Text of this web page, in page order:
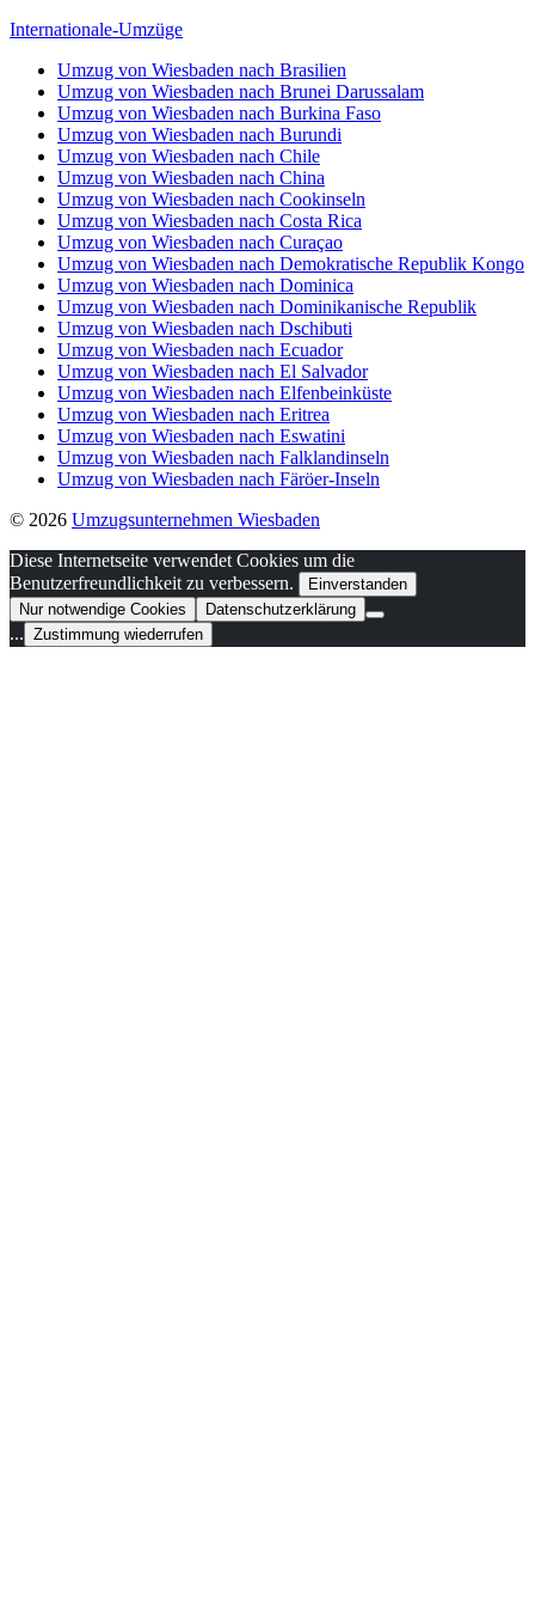
Internationale-Umzüge
Umzug von Wiesbaden nach Brasilien
Umzug von Wiesbaden nach Brunei Darussalam
Umzug von Wiesbaden nach Burkina Faso
Umzug von Wiesbaden nach Burundi
Umzug von Wiesbaden nach Chile
Umzug von Wiesbaden nach China
Umzug von Wiesbaden nach Cookinseln
Umzug von Wiesbaden nach Costa Rica
Umzug von Wiesbaden nach Curaçao
Umzug von Wiesbaden nach Demokratische Republik Kongo
Umzug von Wiesbaden nach Dominica
Umzug von Wiesbaden nach Dominikanische Republik
Umzug von Wiesbaden nach Dschibuti
Umzug von Wiesbaden nach Ecuador
Umzug von Wiesbaden nach El Salvador
Umzug von Wiesbaden nach Elfenbeinküste
Umzug von Wiesbaden nach Eritrea
Umzug von Wiesbaden nach Eswatini
Umzug von Wiesbaden nach Falklandinseln
Umzug von Wiesbaden nach Färöer-Inseln
© 2026 Umzugsunternehmen Wiesbaden
Diese Internetseite verwendet Cookies um die
Benutzerfreundlichkeit zu verbessern.
Einverstanden
Nur notwendige Cookies
Datenschutzerklärung
... Zustimmung wiederrufen